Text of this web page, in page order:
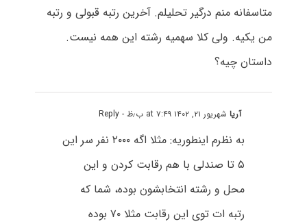
متاسفانه منم درگیر تحلیلم. آخرین رتبه قبولی و رتبه
من یکیه. ولی کلا سهمیه رشته این همه نیست.
داستان چیه؟
آریاشهریور ۲۱, ۱۴۰۲ at ۷:۴۹ ب٫ظ - Reply
به نظرم اینطوریه: مثلا اگه ۲۰۰۰ نفر سر این
۵ تا صندلی با هم رقابت کردن و این
محل و رشته انتخابشون بوده، شما که
رتبه ات توی این رقابت مثلا ۷۰ بوده